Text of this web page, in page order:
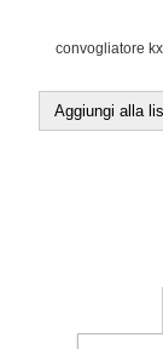
convogliatore